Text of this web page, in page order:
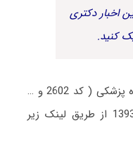
اخبار دکتری
کنید.
سوالات بخش استعداد تحصیلی گروه پزشکی ( کد 2602 و …
) آزمون عمومی دکتری سراسری 1393 از طریق لینک زیر